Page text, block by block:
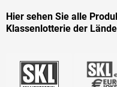
Hier sehen Sie alle
Klassenlotterie der